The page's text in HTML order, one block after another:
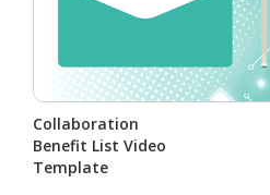
Collaboration
Benefit List Video
Template